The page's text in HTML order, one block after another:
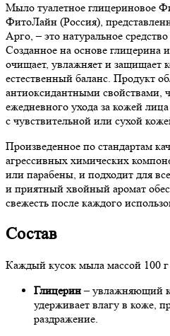
Мыло туалетное глицериновое
ФитоЛайн (Россия),
Арго, – это натуральное
Созданное на основе глицерина
очищает, увлажняет и защищает
естественный баланс. Продукт
антиоксидантными свойствами,
ежедневного ухода за кожей
с чувствительной или сухой
Произведенное по стандартам
агрессивных химических
или парабены, и подходит для
и приятный хвойный аромат
свежесть после каждого
Состав
Каждый кусок мыла массой 100 г
Глицерин– увлажняющий
удерживает влагу в коже,
раздражение.